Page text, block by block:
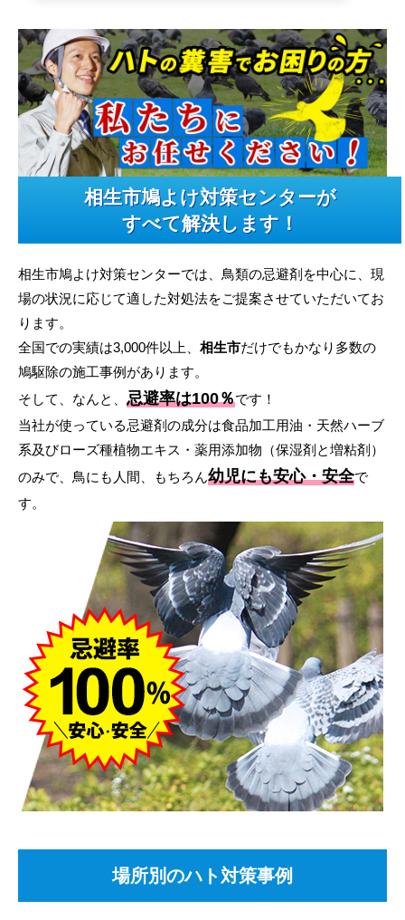
相生市鳩よけ対策センターが
すべて解決します！
相生市鳩よけ対策センターでは、鳥類の忌避剤を中心に、現
場の状況に応じて適した対処法をご提案させていただいてお
ります。
全国での実績は3,000件以上、 相生市だけでもかなり多数の
鳩駆除の施工事例があります。
そして、なんと、 忌避率は100％です！
当社が使っている忌避剤の成分は食品加工用油・天然ハーブ
系及びローズ種植物エキス・薬用添加物（保湿剤と増粘剤）
のみで、鳥にも人間、もちろん幼児にも安心・安全で
す。
場所別のハト対策事例